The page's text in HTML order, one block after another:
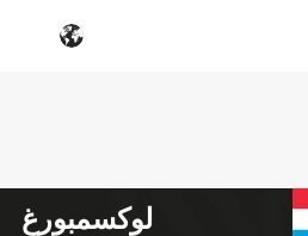
لوكسمبورغ